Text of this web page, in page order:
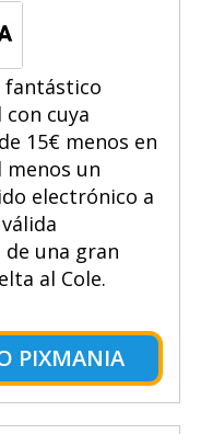
fantástico
cuya
15€ menos en
menos un
electrónico a
una gran
al Cole.
PIXMANIA